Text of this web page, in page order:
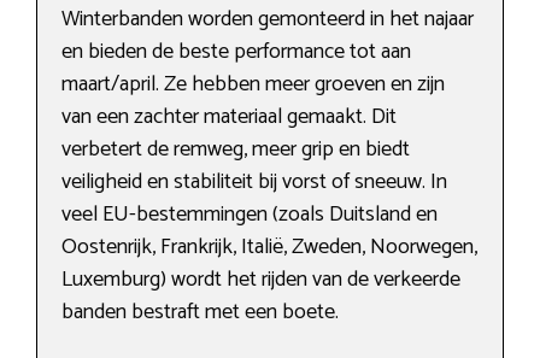
Winterbanden worden gemonteerd in het najaar
en bieden de beste performance tot aan
maart/april. Ze hebben meer groeven en zijn
van een zachter materiaal gemaakt. Dit
verbetert de remweg, meer grip en biedt
veiligheid en stabiliteit bij vorst of sneeuw. In
veel EU-bestemmingen (zoals Duitsland en
Oostenrijk, Frankrijk, Italië, Zweden, Noorwegen,
Luxemburg) wordt het rijden van de verkeerde
banden bestraft met een boete.